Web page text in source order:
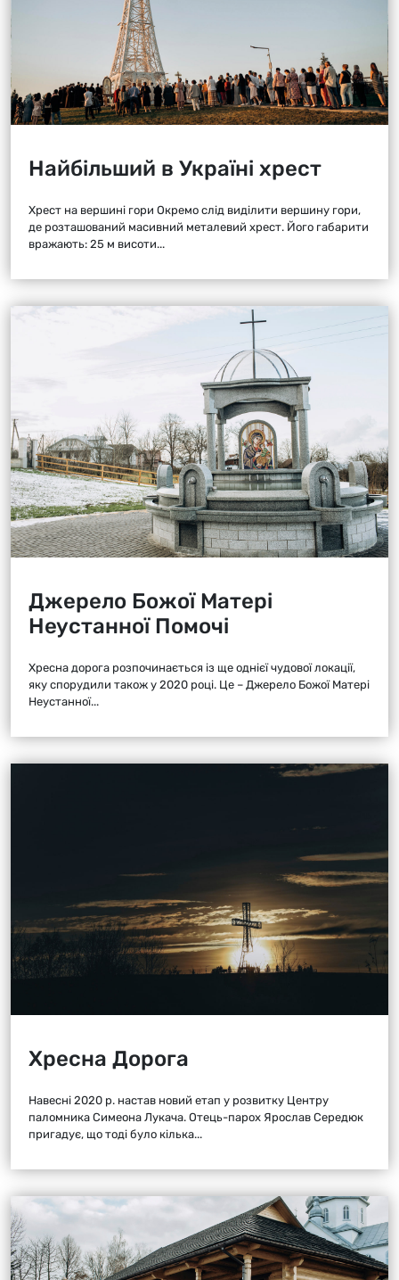
Найбільший в Україні хрест
Хрест на вершині гори Окремо слід виділити вершину гори,
де розташований масивний металевий хрест. Його габарити
вражають: 25 м висоти...
Джерело Божої Матері
Неустанної Помочі
Хресна дорога розпочинається із ще однієї чудової локації,
яку спорудили також у 2020 році. Це – Джерело Божої Матері
Неустанної...
Хресна Дорога
Навесні 2020 р. настав новий етап у розвитку Центру
паломника Симеона Лукача. Отець-парох Ярослав Середюк
пригадує, що тоді було кілька...